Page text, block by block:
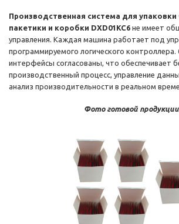
Производственная система для
пакетики и коробки DXD01KC6 не имеет
управления. Каждая машина работает под
программируемого логического
интерфейсы согласованы, что обеспечивает
производственный процесс, управление
анализ производительности в реальном
Фото готовой продукции